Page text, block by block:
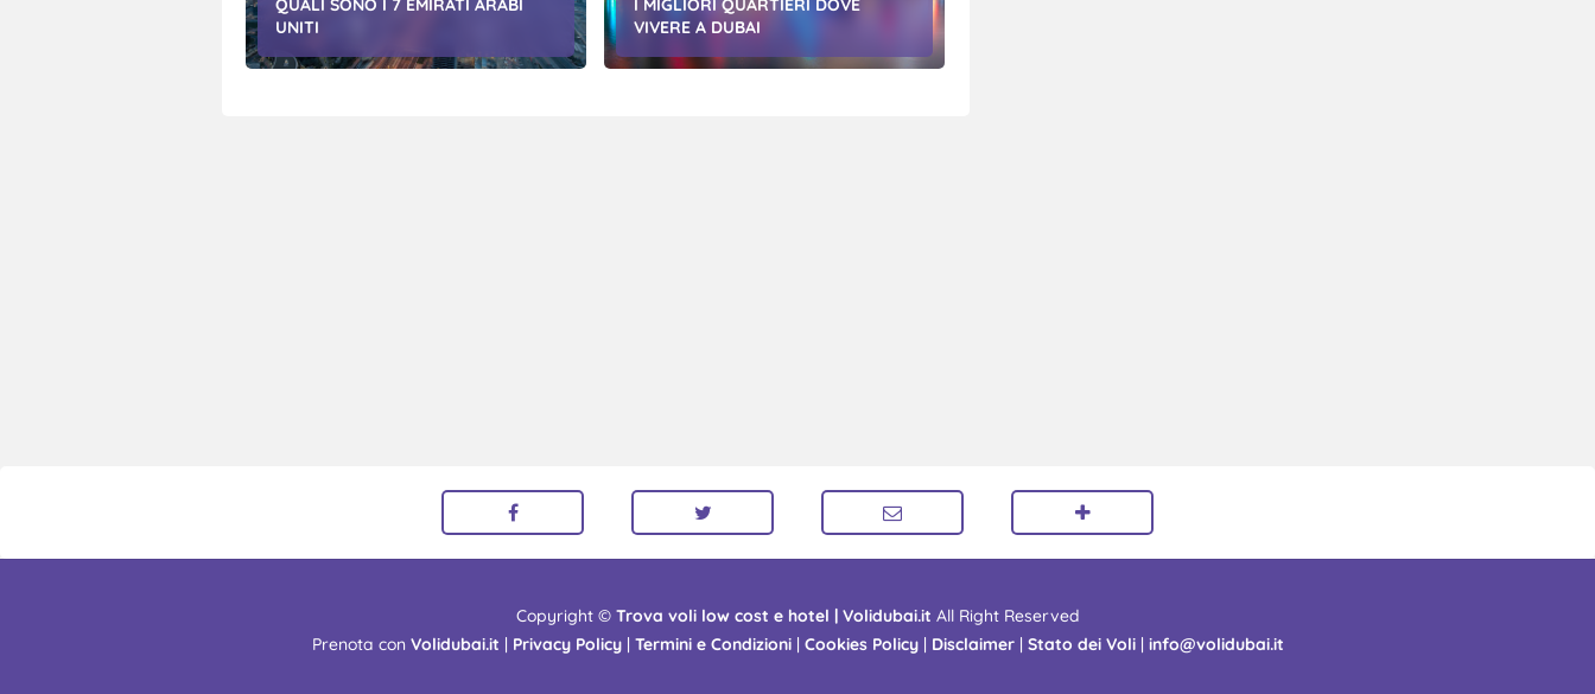
QUALI SONO I 7 EMIRATI ARABI
UNITI
I MIGLIORI QUARTIERI DOVE
VIVERE A DUBAI
Copyright © Trova voli low cost e hotel | Volidubai.it All Right Reserved
Prenota con Volidubai.it | Privacy Policy| Termini e Condizioni| Cookies Policy| Disclaimer| Stato dei Voli| info@volidubai.it